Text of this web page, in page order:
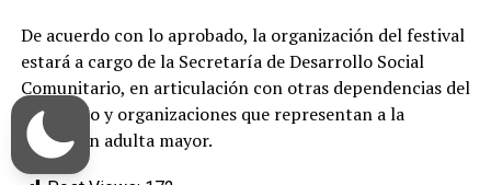
De acuerdo con lo aprobado, la organización del festival
estará a cargo de la Secretaría de Desarrollo Social
Comunitario, en articulación con otras dependencias del
municipio y organizaciones que representan a la
población adulta mayor.